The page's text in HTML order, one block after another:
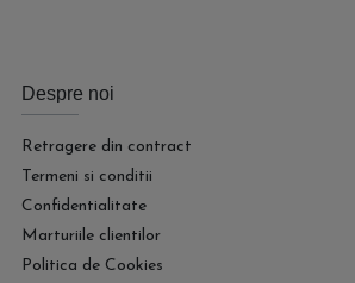
Despre noi
Retragere din contract
Termeni si conditii
Confidentialitate
Marturiile clientilor
Politica de Cookies